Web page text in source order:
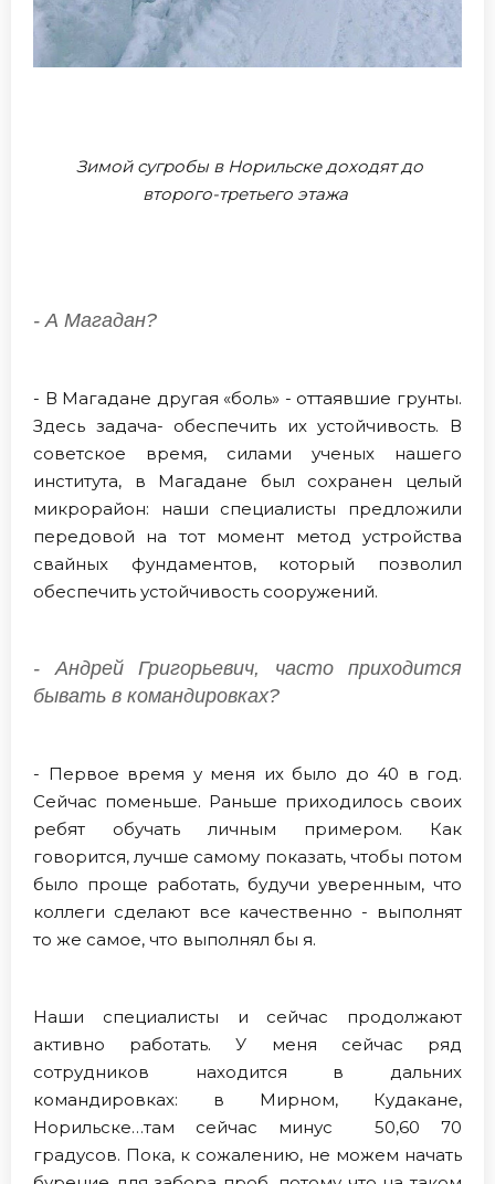
Зимой сугробы в Норильске доходят до
второго-третьего этажа
- А Магадан?
- В Магадане другая «боль» - оттаявшие грунты.
Здесь задача- обеспечить их устойчивость. В
советское время, силами ученых нашего
института, в Магадане был сохранен целый
микрорайон: наши специалисты предложили
передовой на тот момент метод устройства
свайных фундаментов, который позволил
обеспечить устойчивость сооружений.
- Андрей Григорьевич, часто приходится
бывать в командировках?
- Первое время у меня их было до 40 в год.
Сейчас поменьше. Раньше приходилось своих
ребят обучать личным примером. Как
говорится, лучше самому показать, чтобы потом
было проще работать, будучи уверенным, что
коллеги сделают все качественно - выполнят
то же самое, что выполнял бы я.
Наши специалисты и сейчас продолжают
активно работать. У меня сейчас ряд
сотрудников находится в дальних
командировках: в Мирном, Кудакане,
Норильске…там сейчас минус 50,60 70
градусов. Пока, к сожалению, не можем начать